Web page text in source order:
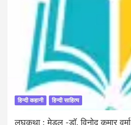
हिन्दी कहानी हिन्दी साहित्य
लघुकथा : मेडल -डॉ. विनोद कुमार वर्मा